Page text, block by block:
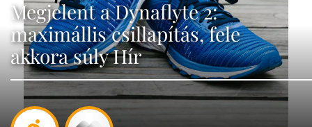
Megjelent a Dynaflyte 2:
maximállis csillapítás, fele
akkora súly Hír